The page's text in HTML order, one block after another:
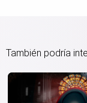
También podría